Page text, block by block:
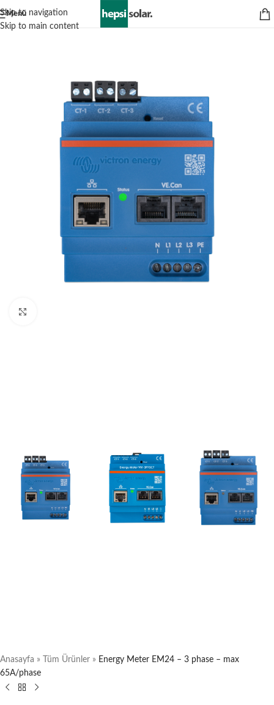
Skip to navigation
Skip to main content
Menü
Anasayfa » Tüm Ürünler » Energy Meter EM24 – 3 phase – max
65A/phase